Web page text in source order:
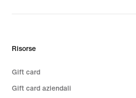
Risorse
Gift card
Gift card aziendali